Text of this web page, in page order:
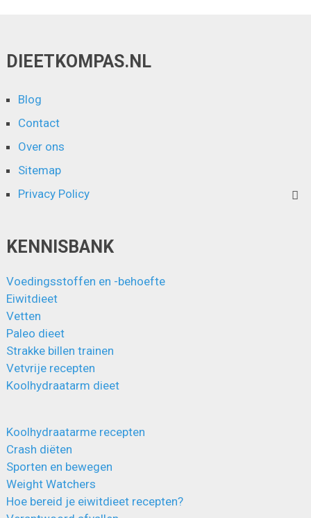
DIEETKOMPAS.NL
Blog
Contact
Over ons
Sitemap
Privacy Policy
KENNISBANK
Voedingsstoffen en -behoefte
Eiwitdieet
Vetten
Paleo dieet
Strakke billen trainen
Vetvrije recepten
Koolhydraatarm dieet
Koolhydraatarme recepten
Crash diëten
Sporten en bewegen
Weight Watchers
Hoe bereid je eiwitdieet recepten?